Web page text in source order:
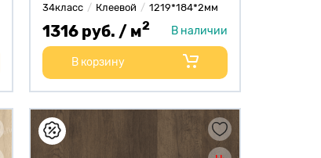
34класс
Клеевой 1219*184*2мм
1316 руб. / м2 В наличии
В корзину